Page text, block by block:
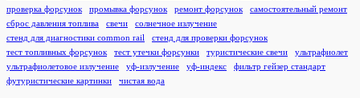
проверка форсунок
промывка форсунок ремонт форсунок
самостоятельный ремонт
сброс давления топлива
свечи
солнечное излучение
стенд для диагностики common rail
стенд для проверки форсунок
тест топливных форсунок
тест утечки форсунки туристические свечи
ультрафиолет
ультрафиолетовое излучение
уф-излучение уф-индекс
фильтр гейзер стандарт
футуристические картинки
чистая вода